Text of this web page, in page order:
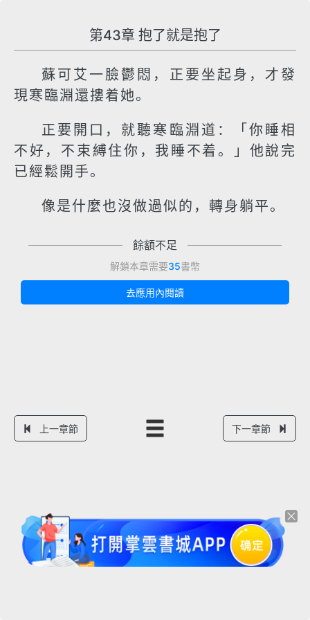
第43章 抱了就是抱了
蘇可艾一臉鬱悶，正要坐起身，才發
現寒臨淵還摟着她。
正要開口，就聽寒臨淵道：「你睡相
不好，不束縛住你，我睡不着。」他說完
已經鬆開手。
像是什麼也沒做過似的，轉身躺平。
餘額不足
解鎖本章需要35書幣
去應用內閱讀
上一章節 下一章節